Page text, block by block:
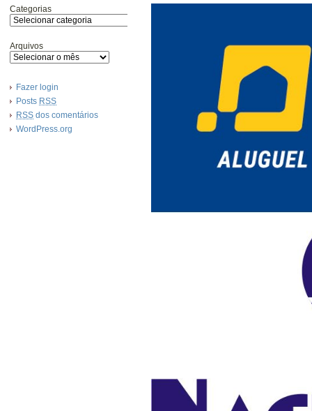
Categorias
Arquivos
Fazer login
Posts RSS
RSS dos comentários
WordPress.org